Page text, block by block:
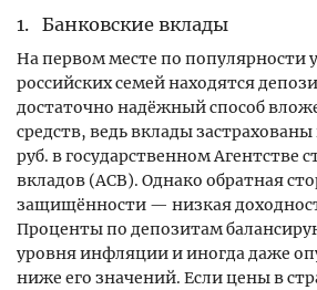
1. Банковские вклады
На первом месте по популярности у
российских семей находятся
достаточно надёжный способ
средств, ведь вклады
руб. в государственном Агентстве
вкладов (АСВ). Однако обратная
защищённости — низкая
Проценты по депозитам
уровня инфляции и иногда даже
ниже его значений. Если цены в